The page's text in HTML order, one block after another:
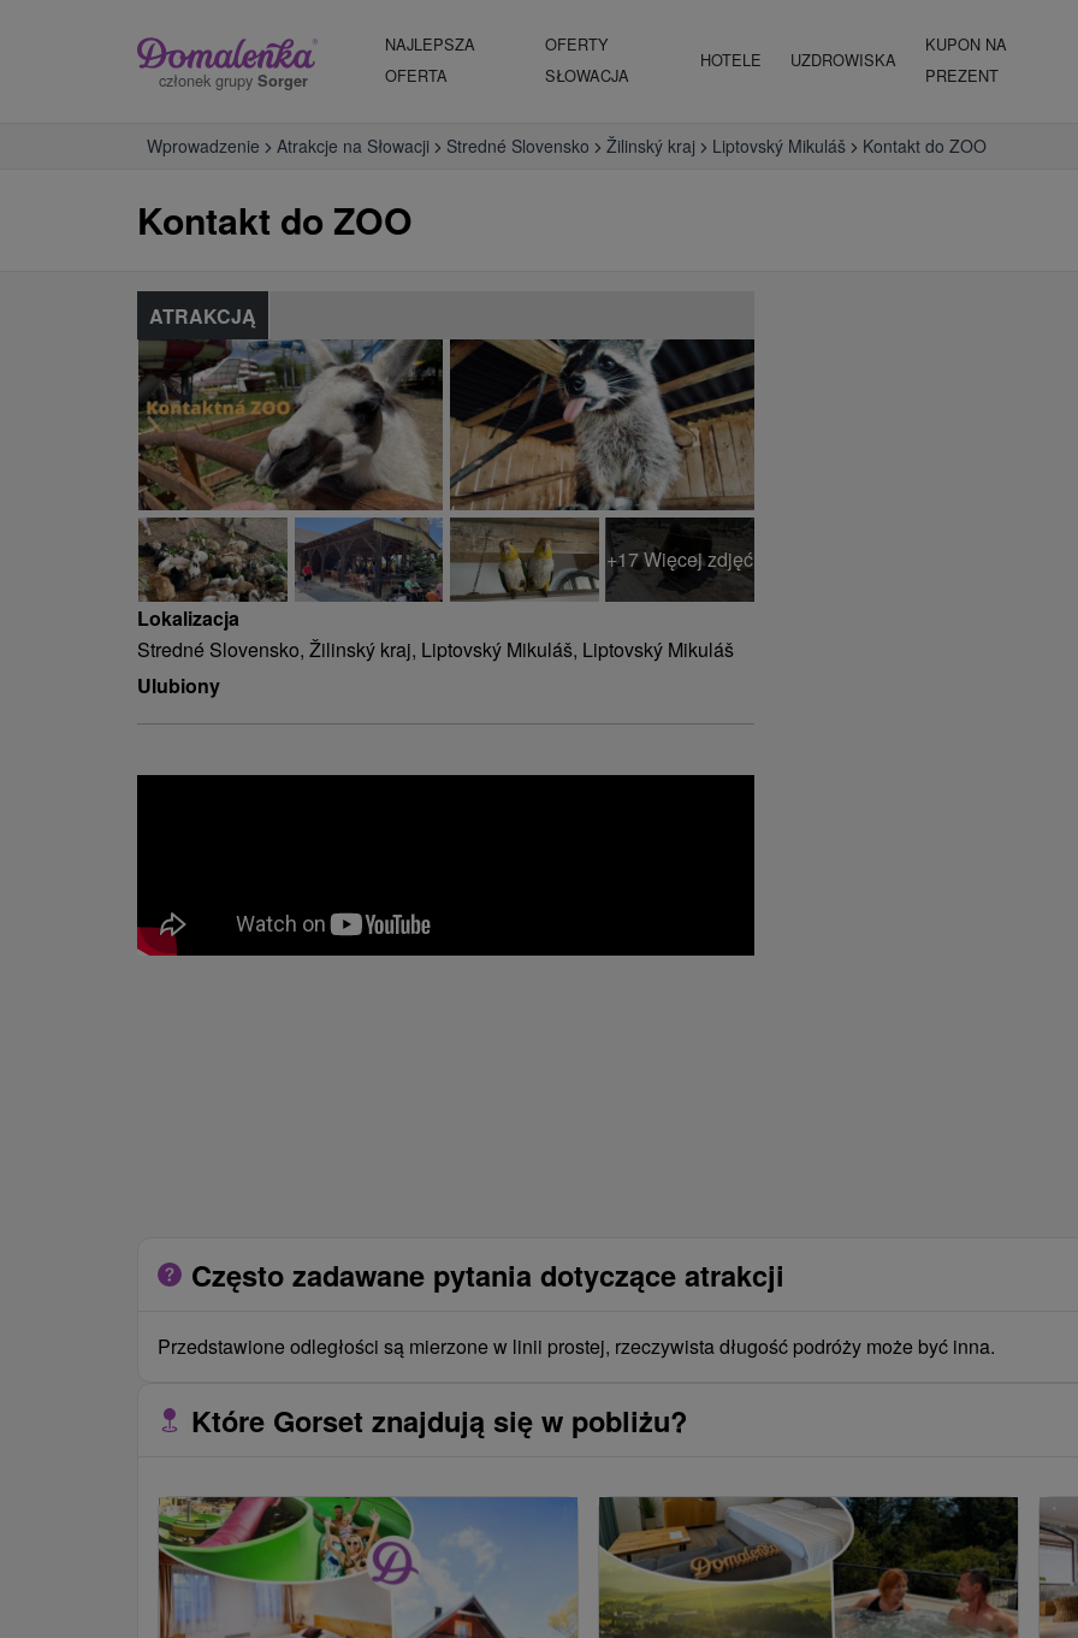
członek grupy Sorger
NAJLEPSZA
OFERTA
OFERTY
SŁOWACJA
HOTELE UZDROWISKA
KUPON NA
PREZENT
Wprowadzenie Atrakcje na Słowacji Stredné Slovensko Žilinský kraj Liptovský Mikuláš Kontakt do ZOO
Kontakt do ZOO
ATRAKCJĄ
+17 Więcej zdjęć
Lokalizacja
Stredné Slovensko, Žilinský kraj, Liptovský Mikuláš, Liptovský Mikuláš
Ulubiony
Często zadawane pytania dotyczące atrakcji
Przedstawione odległości są mierzone w linii prostej, rzeczywista długość podróży może być inna.
Które Gorset znajdują się w pobliżu?